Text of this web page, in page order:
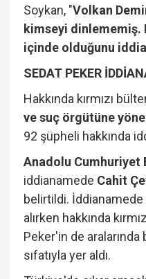
Soykan, "Volkan
kimseyi dinlememiş.
içinde olduğunu
SEDAT PEKER
Hakkında kırmızı
ve suç örgütüne
92 şüpheli hakkında
Anadolu Cumhuriyet
iddianamede Cahit
belirtildi. İddianamede
alırken hakkında
Peker'in de
sıfatıyla yer aldı.